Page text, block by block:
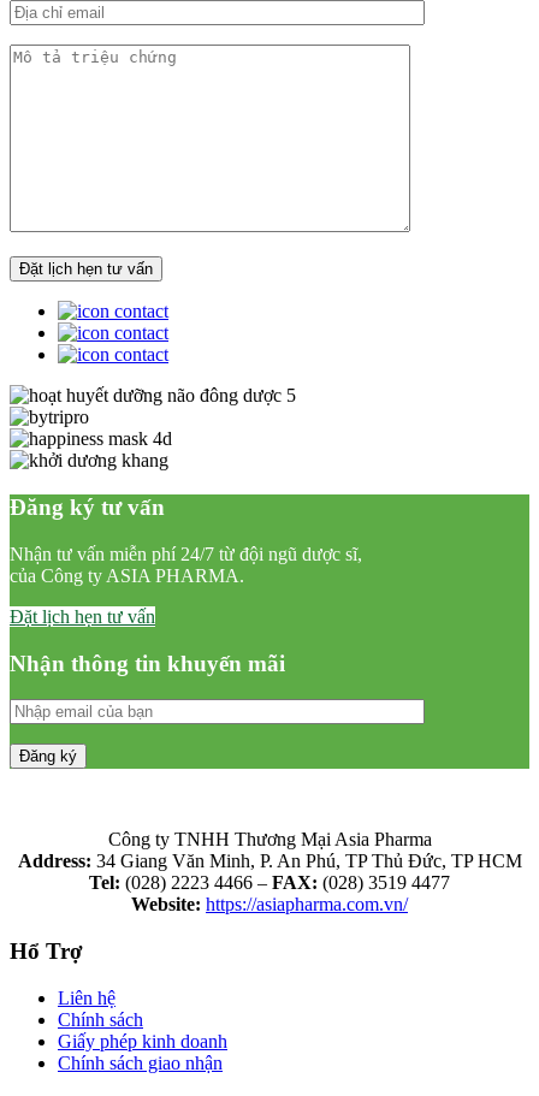
Đăng ký tư vấn
Nhận tư vấn miễn phí 24/7 từ đội ngũ dược sĩ,
của Công ty ASIA PHARMA.
Đặt lịch hẹn tư vấn
Nhận thông tin khuyến mãi
Công ty TNHH Thương Mại Asia Pharma
Address: 34 Giang Văn Minh, P. An Phú, TP Thủ Đức, TP HCM
Tel: (028) 2223 4466 – FAX: (028) 3519 4477
Website: https://asiapharma.com.vn/
Hổ Trợ
Liên hệ
Chính sách
Giấy phép kinh doanh
Chính sách giao nhận